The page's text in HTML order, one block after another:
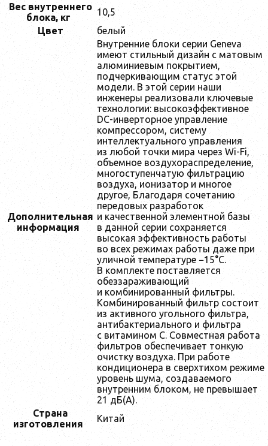
Вес внутреннего
блока, кг
10,5
Цвет
белый
Дополнительная
информация
Внутренние блоки серии Geneva
имеют стильный дизайн с матовым
алюминиевым покрытием,
подчеркивающим статус этой
модели. В этой серии наши
инженеры реализовали ключевые
технологии: высокоэффективное
DC-инверторное управление
компрессором, систему
интеллектуального управления
из любой точки мира через Wi-Fi,
объемное воздухораспределение,
многоступенчатую фильтрацию
воздуха, ионизатор и многое
другое, Благодаря сочетанию
передовых разработок
и качественной элементной базы
в данной серии сохраняется
высокая эффективность работы
во всех режимах работы даже при
уличной температуре −15°С.
В комплекте поставляется
обеззараживающий
и комбинированный фильтры.
Комбинированный фильтр состоит
из активного угольного фильтра,
антибактериального и фильтра
с витамином С. Совместная работа
фильтров обеспечивает тонкую
очистку воздуха. При работе
кондиционера в сверхтихом режиме
уровень шума, создаваемого
внутренним блоком, не превышает
21 дБ(А).
Страна
изготовления
Китай